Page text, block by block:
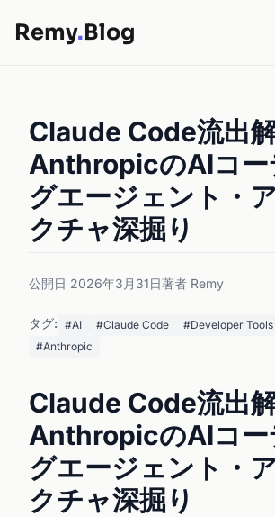
Remy.Blog
Claude Code流出解
AnthropicのAIコー
グエージェント・
クチャ深掘り
公開日 2026年3月31日著者 Remy
タグ: #AI #Claude Code #Developer Tools
#Anthropic
Claude Code流出解
AnthropicのAIコー
グエージェント・
クチャ深掘り